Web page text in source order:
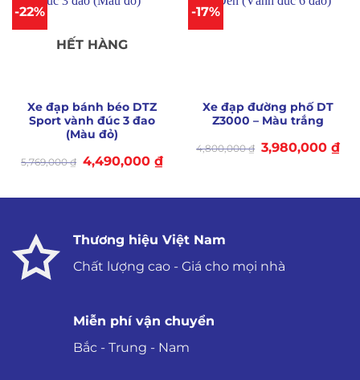
-22%
HẾT HÀNG
Xe đạp bánh béo DTZ
Sport vành đúc 3 đao
(Màu đỏ)
5,769,000₫ Giá
gốc
4,490,000 ₫Giá
hiện
4,490,000 ₫.
-17%
Xe đạp đường phố DT
Z3000 – Màu trắng
4,800,000₫ Giá
gốc
3,980,000 ₫Giá
Thương hiệu Việt Nam
Chất lượng cao - Giá cho mọi nhà
Miễn phí vận chuyển
Bắc - Trung - Nam